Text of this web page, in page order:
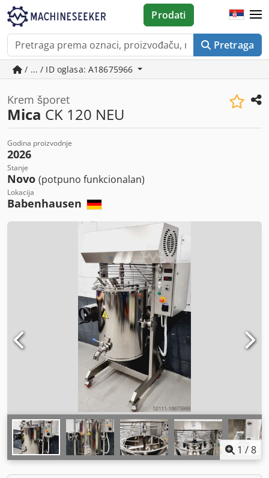
Pretraga
Prodati
/ ... / ID oglasa: A18675966
Krem šporet
Mica CK 120 NEU
Godina proizvodnje
2026
Stanje
Novo (potpuno funkcionalan)
Lokacija
Babenhausen
1 /8